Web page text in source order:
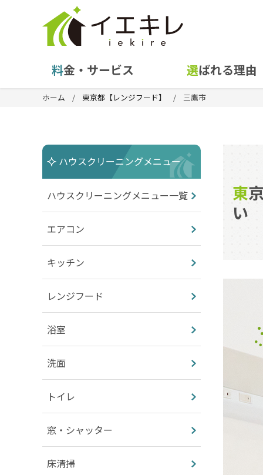
料金・サービス 選ばれる理由
ホーム 東京都【レンジフード】 三鷹市
東京都三鷹市の換気扇（レンジフード）クリーニングはお任せくださ
い
ハウスクリーニングメニュー
ハウスクリーニングメニュー一覧
エアコン
キッチン
レンジフード
浴室
洗面
トイレ
窓・シャッター
床清掃